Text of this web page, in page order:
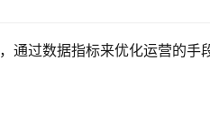
过数据指标来优化运营的手段